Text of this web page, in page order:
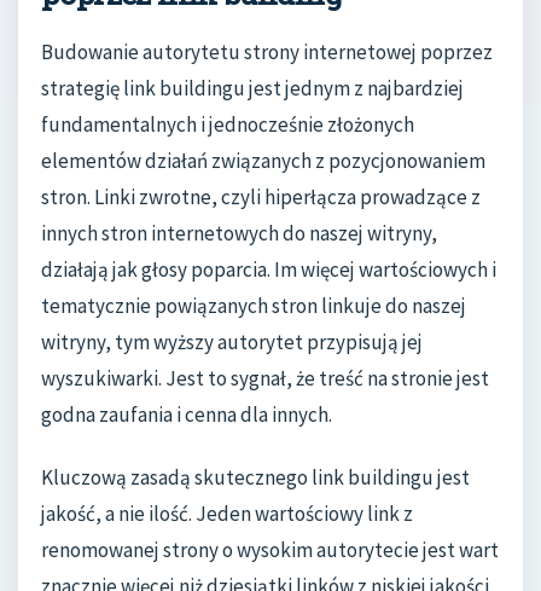
Budowanie autorytetu strony internetowej poprzez
strategię link buildingu jest jednym z najbardziej
fundamentalnych i jednocześnie złożonych
elementów działań związanych z pozycjonowaniem
stron. Linki zwrotne, czyli hiperłącza prowadzące z
innych stron internetowych do naszej witryny,
działają jak głosy poparcia. Im więcej wartościowych i
tematycznie powiązanych stron linkuje do naszej
witryny, tym wyższy autorytet przypisują jej
wyszukiwarki. Jest to sygnał, że treść na stronie jest
godna zaufania i cenna dla innych.
Kluczową zasadą skutecznego link buildingu jest
jakość, a nie ilość. Jeden wartościowy link z
renomowanej strony o wysokim autorytecie jest wart